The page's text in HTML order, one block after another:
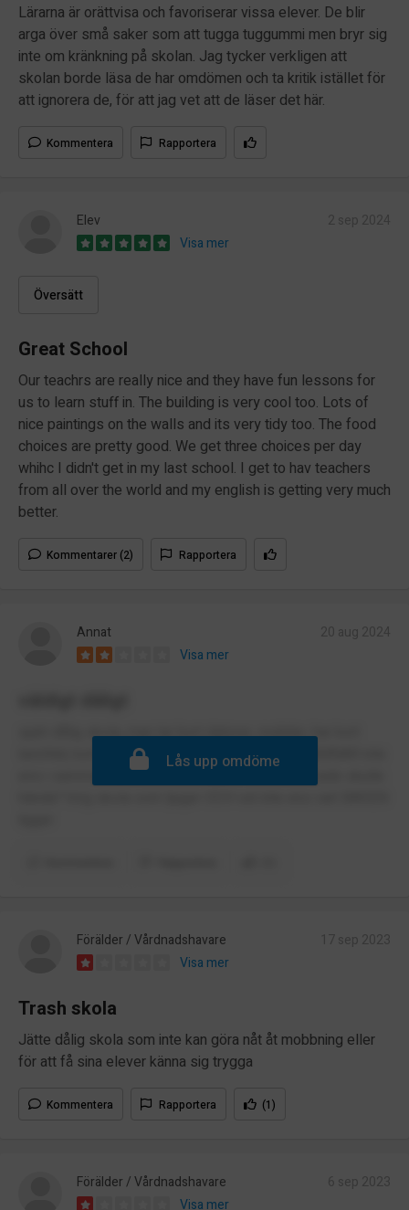
Lärarna är orättvisa och favoriserar vissa elever. De blir
arga över små saker som att tugga tuggummi men bryr sig
inte om kränkning på skolan. Jag tycker verkligen att
skolan borde läsa de har omdömen och ta kritik istället för
att ignorera de, för att jag vet att de läser det här.
Kommentera Rapportera
Elev
Visa mer
Översätt
Great School
Our teachrs are really nice and they have fun lessons for
us to learn stuff in. The building is very cool too. Lots of
nice paintings on the walls and its very tidy too. The food
choices are pretty good. We get three choices per day
whihc I didn't get in my last school. I get to hav teachers
from all over the world and my english is getting very much
better.
Kommentarer (2) Rapportera
Annat
Visa mer
sjukt dålig skola, man tar bort datorer, mobiler, har kort
lunchtid, kort rast, ser aldrig sina vänner, och HAMNAR inte
ens i samma klass som sina vänner som de lovade skulle
Lås upp omdöme
Förälder / Vårdnadshavare
Visa mer
Trash skola
Jätte dålig skola som inte kan göra nåt åt mobbning eller
för att få sina elever känna sig trygga
Kommentera Rapportera (1)
Förälder / Vårdnadshavare
Visa mer